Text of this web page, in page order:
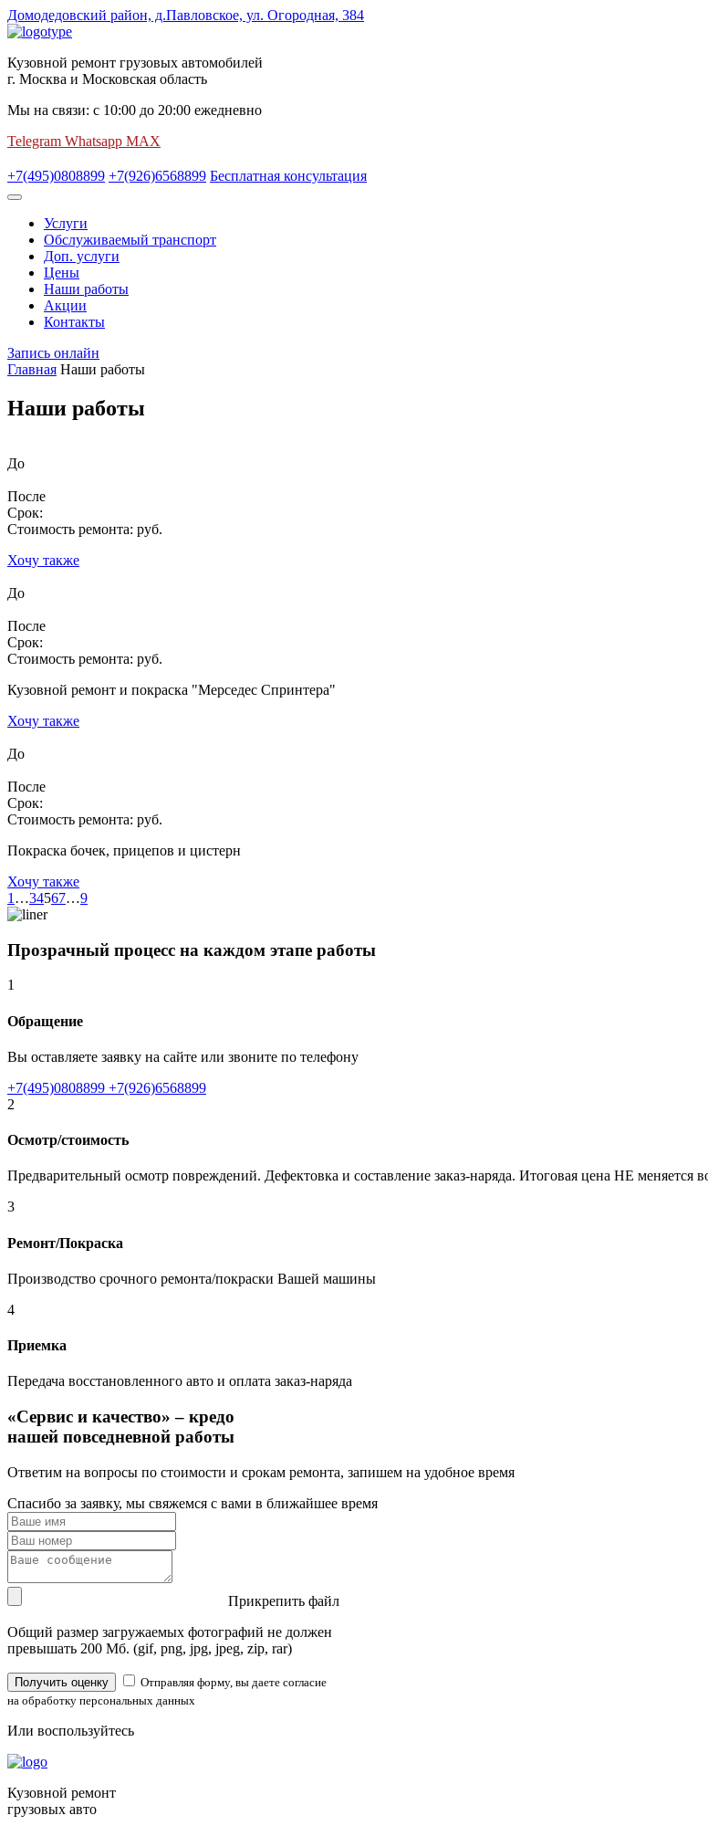
Домодедовский район, д.Павловское, ул. Огородная, 384
Кузовной ремонт грузовых автомобилей
г. Москва и Московская область
Мы на связи: с 10:00 до 20:00 ежедневно
Telegram Whatsapp MAX
+7(495)0808899 +7(926)6568899 Бесплатная консультация
Услуги
Обслуживаемый транспорт
Доп. услуги
Цены
Наши работы
Акции
Контакты
Запись онлайн
Главная Наши работы
Наши работы
До
После
Срок:
Стоимость ремонта: руб.
Хочу также
До
После
Срок:
Стоимость ремонта: руб.
Кузовной ремонт и покраска "Мерседес Спринтера"
Хочу также
До
После
Срок:
Стоимость ремонта: руб.
Покраска бочек, прицепов и цистерн
Хочу также
1 …34567…9
Прозрачный процесс на каждом этапе работы
1
Обращение
Вы оставляете заявку на сайте или звоните по телефону
+7(495)0808899 +7(926)6568899
2
Осмотр/стоимость
Предварительный осмотр повреждений. Дефектовка и составление заказ-наряда. Итоговая цена НЕ меняется
3
Ремонт/Покраска
Производство срочного ремонта/покраски Вашей машины
4
Приемка
Передача восстановленного авто и оплата заказ-наряда
«Сервис и качество» – кредо
нашей повседневной работы
Ответим на вопросы по стоимости и срокам ремонта, запишем на удобное время
Спасибо за заявку, мы свяжемся с вами в ближайшее время
Прикрепить файл
Общий размер загружаемых фотографий не должен
превышать 200 Мб. (gif, png, jpg, jpeg, zip, rar)
Получить оценку
Отправляя форму, вы даете согласие
на обработку персональных данных
Или воспользуйтесь
Кузовной ремонт
грузовых авто